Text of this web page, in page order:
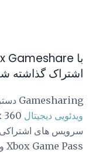
اشتراک گذاشته
Gamesharing دسترسی کاربران دیگر به تمامی
ویدئویی دیجیتال
Xbox Game Pass و EA Access می دهد.